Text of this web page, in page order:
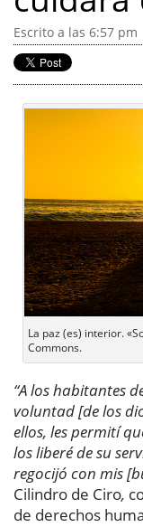
Escrito a las 6:57 pm
La paz (es) interior.
Commons.
“A los habitantes
voluntad [de los
ellos, les permití
los liberé de su
regocijó con mis
Cilindro de Ciro,
de derechos